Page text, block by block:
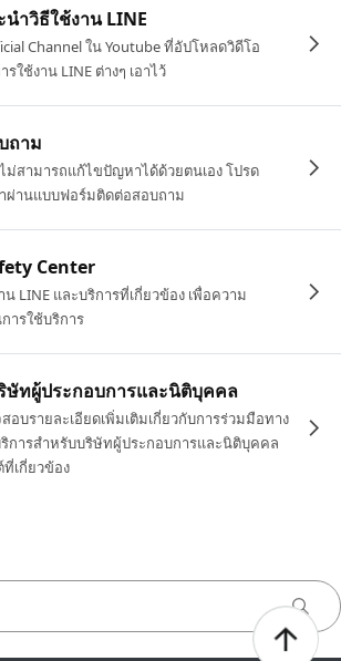
ำวิธีใช้งาน LINE
Channel ใน Youtube ที่อัปโหลดวิดีโอ
ใช้งาน LINE ต่างๆ เอาไว้
ถาม
สามารถแก้ไขปัญหาได้ด้วยตนเอง โปรด
ผ่านแบบฟอร์มติดต่อสอบถาม
Center
น LINE และบริการที่เกี่ยวข้อง เพื่อความ
ารใช้บริการ
ษัทผู้ประกอบการและนิติบุคคล
อบรายละเอียดเพิ่มเติมเกี่ยวกับการร่วมมือทาง
การสำหรับบริษัทผู้ประกอบการและนิติบุคคล
ที่เกี่ยวข้อง